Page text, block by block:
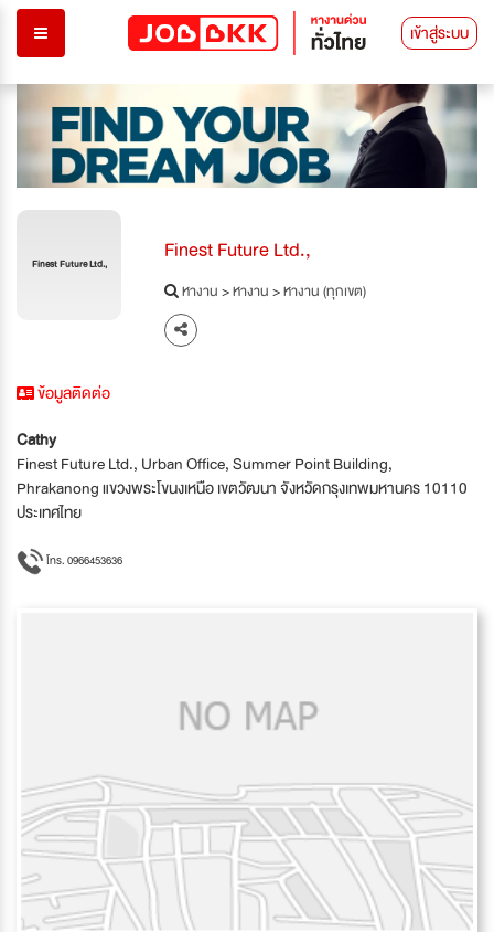
เข้าสู่ระบบ
Finest Future Ltd., Finest Future Ltd.,
หางาน>หางาน>หางาน (ทุกเขต)
ข้อมูลติดต่อ
Cathy
Finest Future Ltd., Urban Office, Summer Point Building,
Phrakanong แขวงพระโขนงเหนือ เขตวัฒนา จังหวัดกรุงเทพมหานคร 10110
ประเทศไทย
โทร. 0966453636